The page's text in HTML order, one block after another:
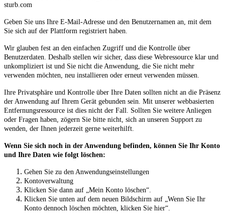
sturb.com
Geben Sie uns Ihre E-Mail-Adresse und den Benutzernamen an, mit dem
Sie sich auf der Plattform registriert haben.
Wir glauben fest an den einfachen Zugriff und die Kontrolle über
Benutzerdaten. Deshalb stellen wir sicher, dass diese Webressource klar und
unkompliziert ist und Sie nicht die Anwendung, die Sie nicht mehr
verwenden möchten, neu installieren oder erneut verwenden müssen.
Ihre Privatsphäre und Kontrolle über Ihre Daten sollten nicht an die Präsenz
der Anwendung auf Ihrem Gerät gebunden sein. Mit unserer webbasierten
Entfernungsressource ist dies nicht der Fall. Sollten Sie weitere Anliegen
oder Fragen haben, zögern Sie bitte nicht, sich an unseren Support zu
wenden, der Ihnen jederzeit gerne weiterhilft.
Wenn Sie sich noch in der Anwendung befinden, können Sie Ihr Konto
und Ihre Daten wie folgt löschen:
Gehen Sie zu den Anwendungseinstellungen
Kontoverwaltung
Klicken Sie dann auf „Mein Konto löschen“.
Klicken Sie unten auf dem neuen Bildschirm auf „Wenn Sie Ihr
Konto dennoch löschen möchten, klicken Sie hier“.